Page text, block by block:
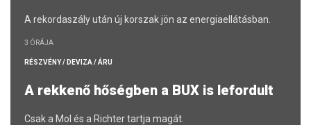
A rekordaszály után új korszak jön az energiaellátásban.
3 ÓRÁJA
RÉSZVÉNY / DEVIZA / ÁRU
A rekkenő hőségben a BUX is lefordult
Csak a Mol és a Richter tartja magát.